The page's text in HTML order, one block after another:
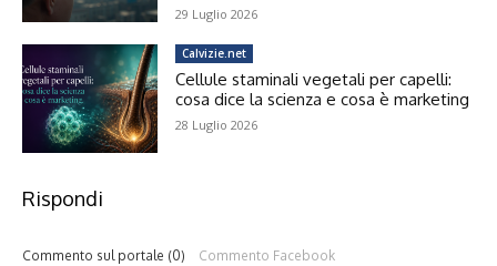
29 Luglio 2026
Calvizie.net
Cellule staminali vegetali per capelli:
cosa dice la scienza e cosa è marketing
28 Luglio 2026
Rispondi
Commento sul portale (0) Commento Facebook